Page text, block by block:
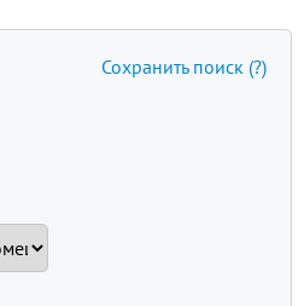
Сохранить поиск (?)